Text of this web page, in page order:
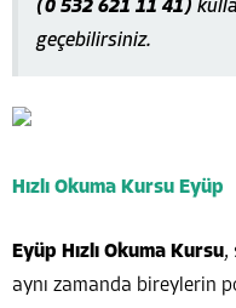
(0 532 621 11 41)
geçebilirsiniz.
Hızlı Okuma Kursu Eyüp
Eyüp Hızlı Okuma Kursu,
aynı zamanda bireylerin